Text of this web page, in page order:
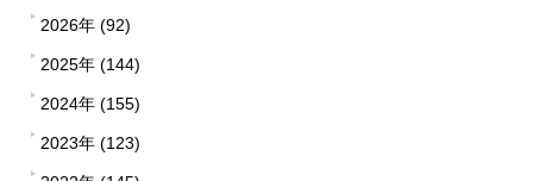
2026年 (92)
2025年 (144)
2024年 (155)
2023年 (123)